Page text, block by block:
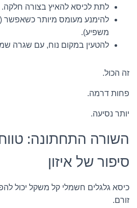
לתת לכיסא להאיץ בצורה חלקה.
להימנע מעומס מיותר כשאפשר
משפיע).
להטעין במקום נוח, עם שגרה
זה הכול.
פחות דרמה.
יותר נסיעה.
השורה התחתונה:
סיפור של איזון
כיסא גלגלים חשמלי קל משקל יכול
זורם.